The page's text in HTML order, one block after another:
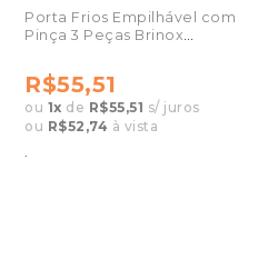
Porta Frios Empilhável com
Pinça 3 Peças Brinox
R$55,51
ou 1x de R$55,51 s/ juros
ou R$52,74 à vista